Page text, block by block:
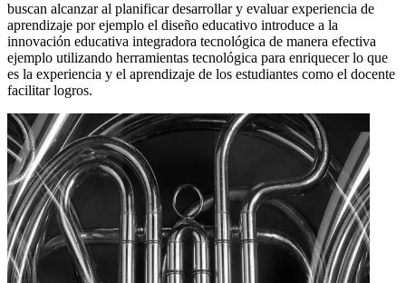
buscan alcanzar al planificar desarrollar y evaluar experiencia de
aprendizaje por ejemplo el diseño educativo introduce a la
innovación educativa integradora tecnológica de manera efectiva
ejemplo utilizando herramientas tecnológica para enriquecer lo que
es la experiencia y el aprendizaje de los estudiantes como el docente
facilitar logros.